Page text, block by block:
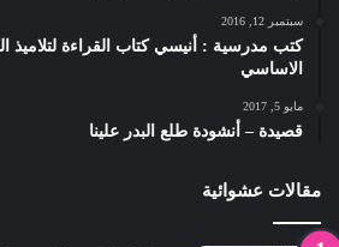
سبتمبر 12, 2016
كتب مدرسية : أنيسي كتاب القراءة لتلاميذ
الاساسي
مايو 5, 2017
قصيدة – أنشودة طلع البدر علينا
مقالات عشوائية